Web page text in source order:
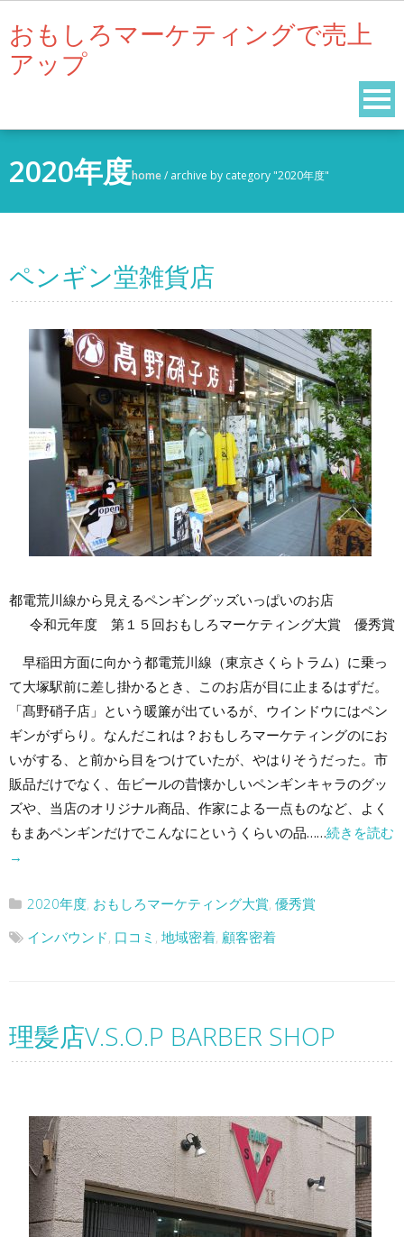
to
content
おもしろマーケティングで売上
アップ
2020年度home/ archive by category "2020年度"
ペンギン堂雑貨店
都電荒川線から見えるペンギングッズいっぱいのお店
令和元年度 第１５回おもしろマーケティング大賞 優秀賞
早稲田方面に向かう都電荒川線（東京さくらトラム）に乗っ
て大塚駅前に差し掛かるとき、このお店が目に止まるはずだ。
「髙野硝子店」という暖簾が出ているが、ウインドウにはペン
ギンがずらり。なんだこれは？おもしろマーケティングのにお
いがする、と前から目をつけていたが、やはりそうだった。市
販品だけでなく、缶ビールの昔懐かしいペンギンキャラのグッ
ズや、当店のオリジナル商品、作家による一点ものなど、よく
もまあペンギンだけでこんなにというくらいの品……続きを読む
→
2020年度, おもしろマーケティング大賞, 優秀賞
インバウンド, 口コミ , 地域密着, 顧客密着
理髪店V.S.O.P BARBER SHOP